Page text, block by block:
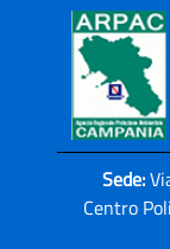
Sede:
Centro